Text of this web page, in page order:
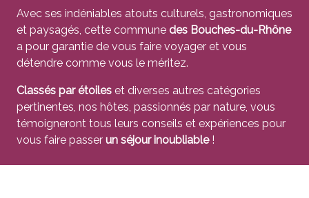
Avec ses indéniables atouts culturels, gastronomiques
et paysagés, cette commune des Bouches-du-Rhône
a pour garantie de vous faire voyager et vous
détendre comme vous le méritez.
Classés par étoiles et diverses autres catégories
pertinentes, nos hôtes, passionnés par nature, vous
témoigneront tous leurs conseils et expériences pour
vous faire passer un séjour inoubliable!